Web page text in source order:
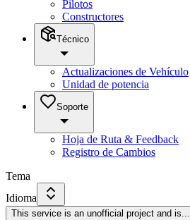
Pilotos
Constructores
Técnico
Actualizaciones de Vehículo
Unidad de potencia
Soporte
Hoja de Ruta & Feedback
Registro de Cambios
Tema
Idioma
This service is an unofficial project and is...